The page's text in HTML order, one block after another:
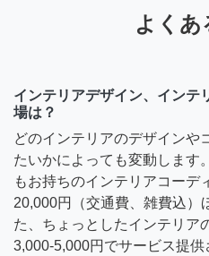
よくあ
インテリアデザイン、インテ
場は？
どのインテリアのデザインや
たいかによっても変動します
もお持ちのインテリアコーデ
20,000円（交通費、雑費込）
た、ちょっとしたインテリア
3,000-5,000円でサービス提供